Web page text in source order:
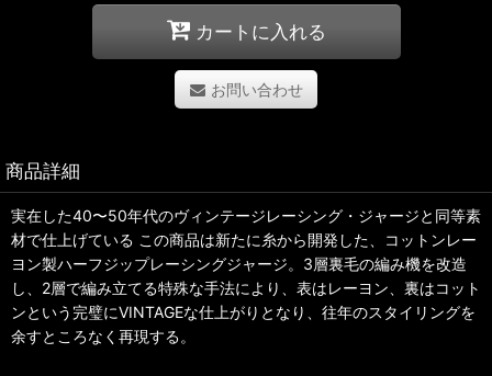
カートに入れる
お問い合わせ
商品詳細
実在した40〜50年代のヴィンテージレーシング・ジャージと同等素
材で仕上げている この商品は新たに糸から開発した、コットンレー
ヨン製ハーフジップレーシングジャージ。3層裏毛の編み機を改造
し、2層で編み立てる特殊な手法により、表はレーヨン、裏はコット
ンという完璧にVINTAGEな仕上がりとなり、往年のスタイリングを
余すところなく再現する。